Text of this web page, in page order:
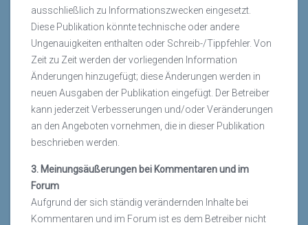
ausschließlich zu Informationszwecken eingesetzt.
Diese Publikation könnte technische oder andere
Ungenauigkeiten enthalten oder Schreib-/Tippfehler. Von
Zeit zu Zeit werden der vorliegenden Information
Änderungen hinzugefügt; diese Änderungen werden in
neuen Ausgaben der Publikation eingefügt. Der Betreiber
kann jederzeit Verbesserungen und/oder Veränderungen
an den Angeboten vornehmen, die in dieser Publikation
beschrieben werden.
3. Meinungsäußerungen bei Kommentaren und im
Forum
Aufgrund der sich ständig verändernden Inhalte bei
Kommentaren und im Forum ist es dem Betreiber nicht